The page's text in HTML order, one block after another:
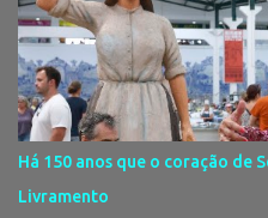
utentes do Centro de
reforçando simultaneamente a
pessoas em situação de maior
a animais de companhia de
do Montijo aprovou, por
a celebração de um protocolo
Mutualista Nossa Senhora da
assistência veterinária básica
Há 150 anos que o coração de
Livramento